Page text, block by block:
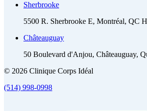
Sherbrooke
5500 R. Sherbrooke E, Montréal, QC
Châteauguay
50 Boulevard d'Anjou, Châteauguay,
© 2026 Clinique Corps Idéal
(514) 998-0998